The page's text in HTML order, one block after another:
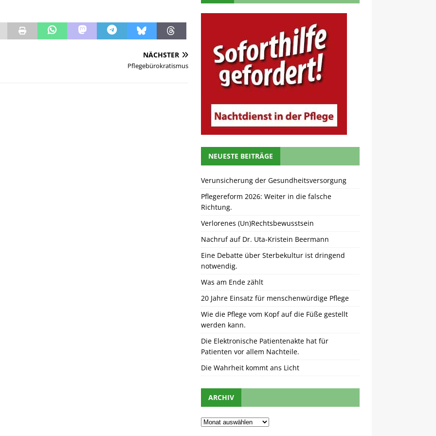
NÄCHSTER
Pflegebürokratismus
NEUESTE BEITRÄGE
Verunsicherung der Gesundheitsversorgung
Pflegereform 2026: Weiter in die falsche
Richtung.
Verlorenes (Un)Rechtsbewusstsein
Nachruf auf Dr. Uta-Kristein Beermann
Eine Debatte über Sterbekultur ist dringend
notwendig.
Was am Ende zählt
20 Jahre Einsatz für menschenwürdige Pflege
Wie die Pflege vom Kopf auf die Füße gestellt
werden kann.
Die Elektronische Patientenakte hat für
Patienten vor allem Nachteile.
Die Wahrheit kommt ans Licht
ARCHIV